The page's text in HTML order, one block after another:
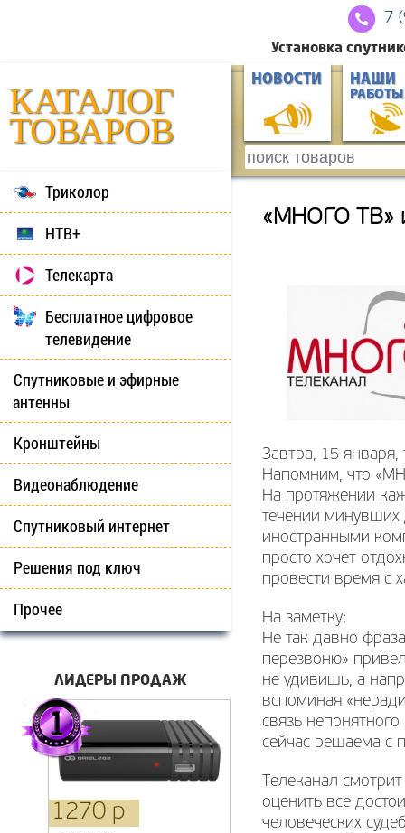
7
Установка
КАТАЛОГ
ТОВАРОВ
НОВОСТИ НАШИ
РАБОТЫ
Триколор
НТВ+
Телекарта
Бесплатное цифровое
телевидение
Спутниковые и эфирные
антенны
Кронштейны
Видеонаблюдение
Спутниковый интернет
Решения под ключ
Прочее
ЛИДЕРЫ ПРОДАЖ
1270 р
2040 р
2310 р
«МНОГО ТВ»
Завтра, 15
Напомним, что
На протяжении
течении минувших
иностранными
просто хочет
провести время с
На заметку:
Не так давно
перезвоню»
не удивишь, а
вспоминая
связь
сейчас решаема с
Телеканал
оценить все
человеческих